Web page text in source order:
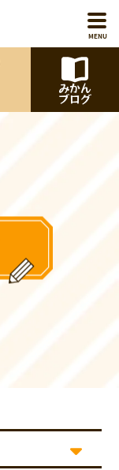
MENU
みかん
ブログ